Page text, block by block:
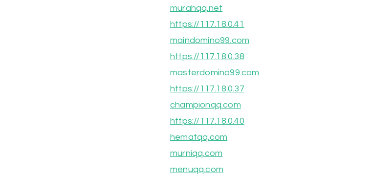
murahqq.net
https://117.18.0.41
maindomino99.com
https://117.18.0.38
masterdomino99.com
https://117.18.0.37
championqq.com
https://117.18.0.40
hematqq.com
murniqq.com
menuqq.com